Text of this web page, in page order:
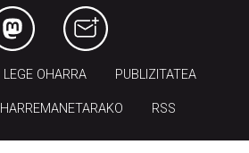
LEGE OHARRA PUBLIZITATEA
HARREMANETARAKO RSS